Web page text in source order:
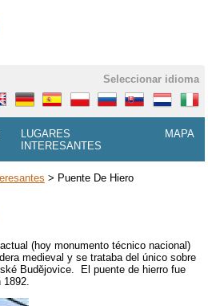
Seleccionar idioma
LUGARES
INTERESANTES
MAPA
> Puente De Hiero
(hoy monumento técnico nacional)
medieval y se trataba del único sobre
Budějovice. El puente de hierro fue